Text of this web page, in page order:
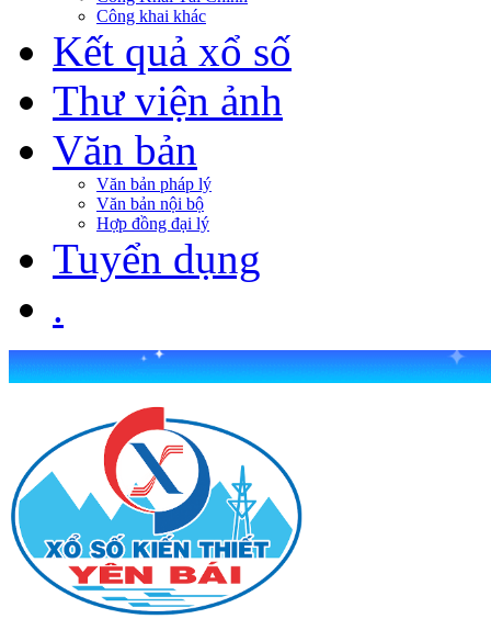
Công khai khác
Kết quả xổ số
Thư viện ảnh
Văn bản
Văn bản pháp lý
Văn bản nội bộ
Hợp đồng đại lý
Tuyển dụng
.